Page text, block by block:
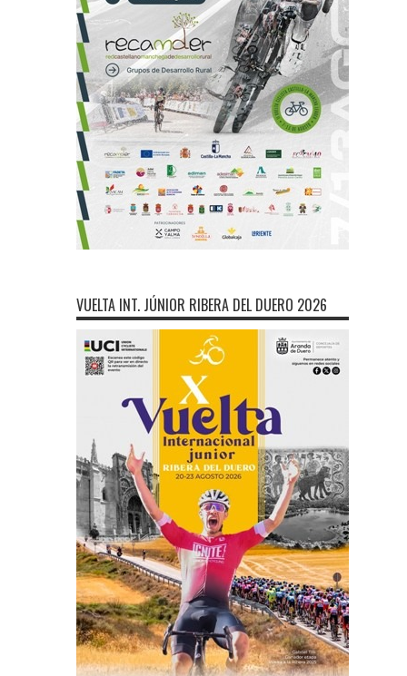
VUELTA INT. JÚNIOR RIBERA DEL DUERO 2026